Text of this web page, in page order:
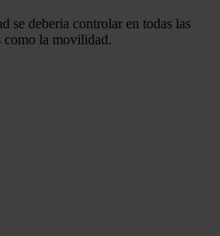
se deberia controlar en todas las
como la movilidad.